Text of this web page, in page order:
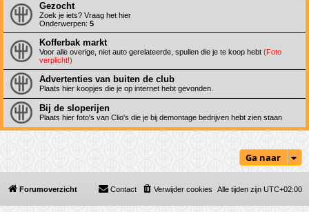
Gezocht
Zoek je iets? Vraag het hier
Onderwerpen: 5
Kofferbak markt
Voor alle overige, niet auto gerelateerde, spullen die je te koop hebt (Foto
verplicht!)
Advertenties van buiten de club
Plaats hier koopjes die je op internet hebt gevonden.
Bij de sloperijen
Plaats hier foto's van Clio's die je bij demontage bedrijven hebt zien staan
Ga naar
Forumoverzicht Alle tijden zijn UTC+02:00
Verwijder cookies
Contact